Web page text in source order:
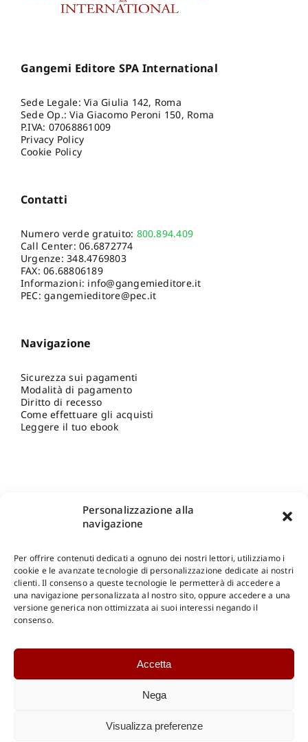
Personalizzazione alla
navigazione
Per offrire contenuti dedicati a ognuno dei nostri lettori, utilizziamo i
cookie e le avanzate tecnologie di personalizzazione dedicate ai nostri
clienti. Il consenso a queste tecnologie le permetterà di accedere a
una navigazione personalizzata al nostro sito, oppure accedere a una
versione generica non ottimizzata ai suoi interessi negando il
consenso.
Accetta
Nega
Visualizza preferenze
Gangemi Editore SPA International
Sede Legale: Via Giulia 142, Roma
Sede Op.: Via Giacomo Peroni 150, Roma
P.IVA: 07068861009
Privacy Policy
Cookie Policy
Contatti
Numero verde gratuito: 800.894.409
Call Center:06.6872774
Urgenze:348.4769803
FAX: 06.68806189
Informazioni: info@gangemieditore.it
PEC: gangemieditore@pec.it
Navigazione
Sicurezza sui pagamenti
Modalità di pagamento
Diritto di recesso
Come effettuare gli acquisti
Leggere il tuo ebook
Shop Gangemi Editore-Pagamenti Sicuri e anche Rateali
Catalogo Internazionale
DOWNLOAD
Catalogo Internazionale